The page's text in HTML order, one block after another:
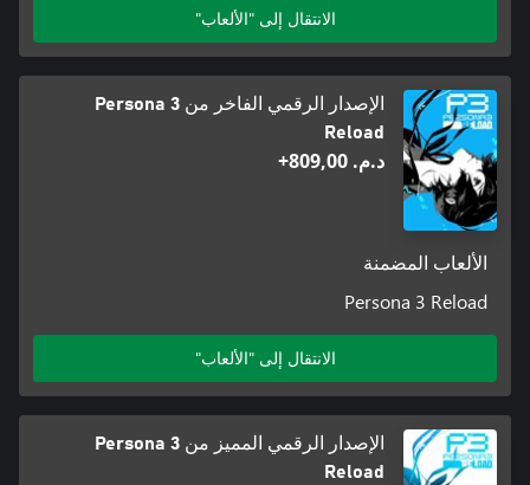
الانتقال إلى "الألعاب"
الإصدار الرقمي الفاخر من Persona 3
Reload
د.م.‏ 809,00+
الألعاب المضمنة
Persona 3 Reload
الانتقال إلى "الألعاب"
الإصدار الرقمي المميز من Persona 3
Reload